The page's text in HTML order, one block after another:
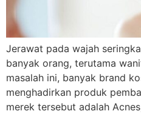
Jerawat pada wajah
banyak orang, terutama
masalah ini, banyak brand
menghadirkan produk
merek tersebut adalah